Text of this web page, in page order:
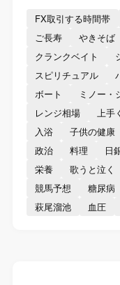
FX取引する時間帯
ご長寿
やきそば
クランクベイト
スピリチュアル
ボート
ミノー・
レンジ相場
上手
入浴
子供の健康
政治
料理 日
栄養
歌うと泣く
競馬予想
糖尿病
萩尾溜池
血圧